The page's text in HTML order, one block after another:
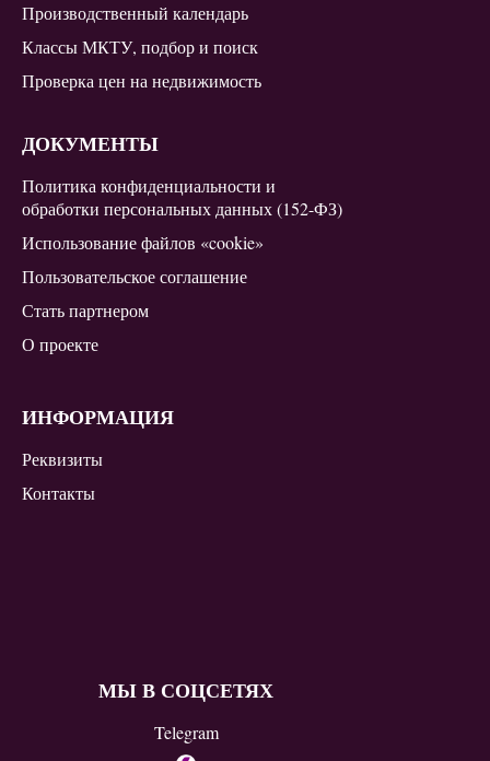
Производственный календарь
Классы МКТУ, подбор и поиск
Проверка цен на недвижимость
ДОКУМЕНТЫ
Политика конфиденциальности и
обработки персональных данных (152-ФЗ)
Использование файлов «cookie»
Пользовательское соглашение
Стать партнером
О проекте
ИНФОРМАЦИЯ
Реквизиты
Контакты
МЫ В СОЦСЕТЯХ
Telegram